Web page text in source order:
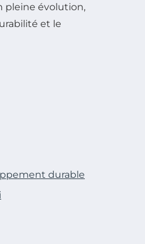
pleine évolution,
et le
durable